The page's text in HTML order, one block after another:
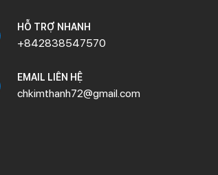
HỖ TRỢ NHANH
+842838547570
EMAIL LIÊN HỆ
chkimthanh72@gmail.com